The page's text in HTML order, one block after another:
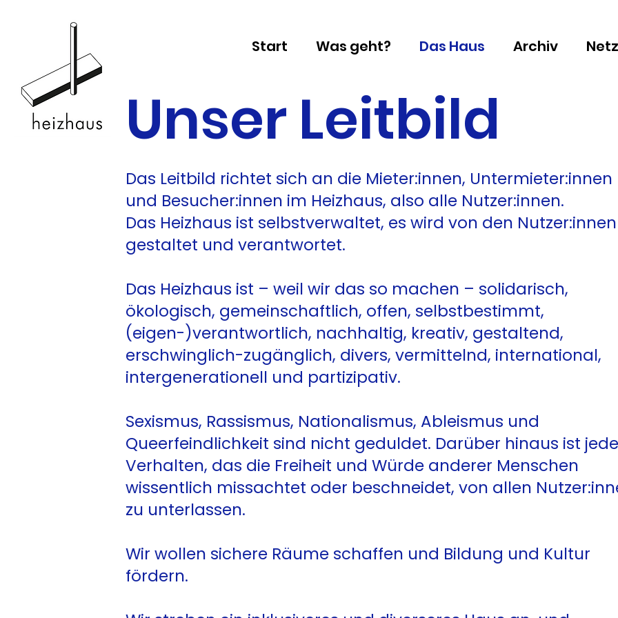
Start Was geht? Das Haus Archiv
Unser Leitbild
Das Leitbild richtet sich an die Mieter:innen, Untermieter:innen
und Besucher:innen im Heizhaus, also alle Nutzer:innen.
Das Heizhaus ist selbstverwaltet, es wird von den Nutzer:innen
gestaltet und verantwortet.
Das Heizhaus ist – weil wir das so machen – solidarisch,
ökologisch, gemeinschaftlich, offen, selbstbestimmt,
(eigen-)verantwortlich, nachhaltig, kreativ, gestaltend,
erschwinglich-zugänglich, divers, vermittelnd, international,
intergenerationell und partizipativ.
Sexismus, Rassismus, Nationalismus, Ableismus und
Queerfeindlichkeit sind nicht geduldet. Darüber hinaus ist
Verhalten, das die Freiheit und Würde anderer Menschen
wissentlich missachtet oder beschneidet, von allen
zu unterlassen.
Wir wollen sichere Räume schaffen und Bildung und Kultur
fördern.